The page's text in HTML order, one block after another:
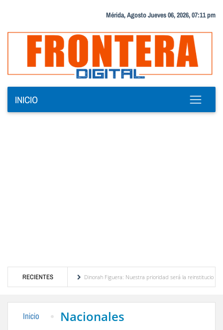
Mérida, Agosto Jueves 06, 2026, 07:11 pm
INICIO
RECIENTES
Urbina
Dinorah Figuera: Nuestra prioridad será la reinstitucionalización de
Inicio Nacionales